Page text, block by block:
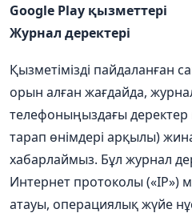
Google Play қызметтері
Журнал деректері
Қызметімізді пайдаланған
орын алған жағдайда,
телефоныңыздағы деректер
тарап өнімдері арқылы)
хабарлаймыз. Бұл журнал
Интернет протоколы («IP»)
атауы, операциялықжүйе